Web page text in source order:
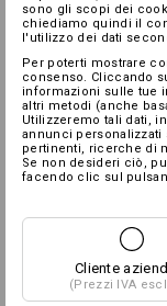
sono gli scopi dei
chiediamo quindi il
l'utilizzo dei dati
Per poterti mostrare
consenso. Cliccando
informazioni sulle tue
altri metodi (anche
Utilizzeremo tali dati,
annunci personalizzati
pertinenti, ricerche di
Se non desideri ciò,
facendo clic sul
Cliente
(Prezzi IVA